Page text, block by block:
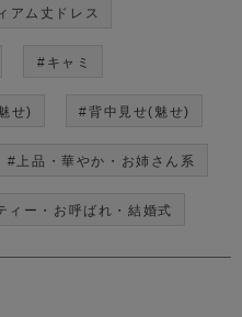
アム丈ドレス
#キャミ
せ) #背中見せ(魅せ)
#上品・華やか・お姉さん系
ィー・お呼ばれ・結婚式